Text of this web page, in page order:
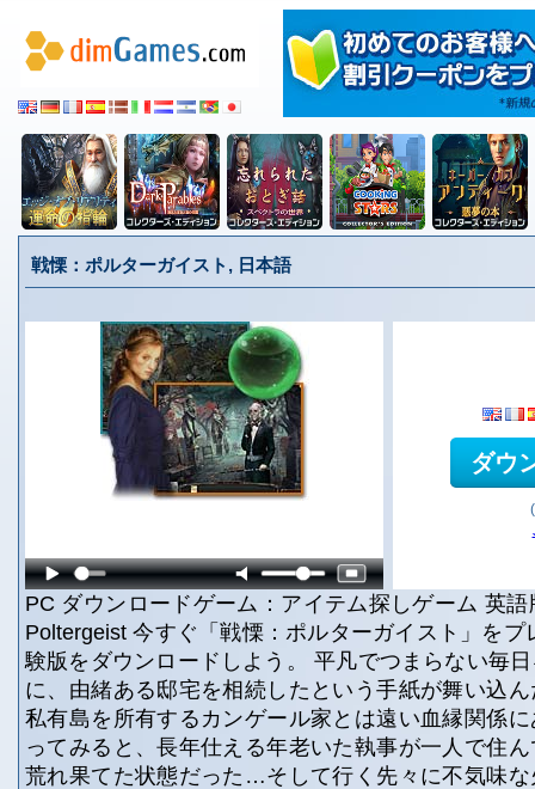
戦慄：ポルターガイスト, 日本語
ダウ
PC ダウンロードゲーム：アイテム探しゲーム 英
Poltergeist 今すぐ「戦慄：ポルターガイスト」をプ
験版をダウンロードしよう。 平凡でつまらない毎
に、由緒ある邸宅を相続したという手紙が舞い込
私有島を所有するカンゲール家とは遠い血縁関係
ってみると、長年仕える年老いた執事が一人で住
荒れ果てた状態だった…そして行く先々に不気味